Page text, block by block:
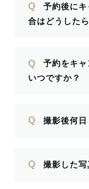
Q
予約後に
合はどうした
Q
予約をキ
いつですか？
Q 撮影後何
Q 撮影した